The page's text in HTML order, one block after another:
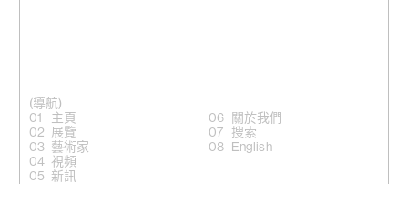
(導航)
主頁
展覽
藝術家
視頻
新訊
關於我們
搜索
English